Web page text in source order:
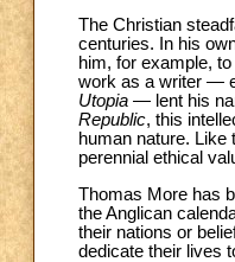
The Christian
centuries. In his
him, for example,
work as a writer —
Utopia — lent his
Republic, this
human nature. Like
perennial ethical
Thomas More has
the Anglican
their nations or
dedicate their lives